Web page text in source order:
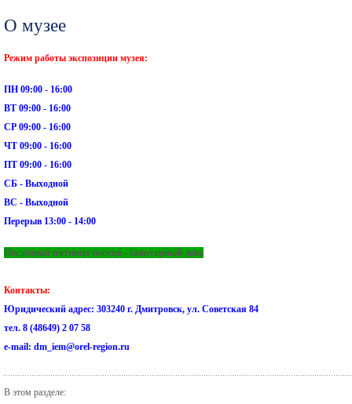
О музее
Режим работы экспозиции музея:
ПН 09:00 - 16:00
ВТ 09:00 - 16:00
СР 09:00 - 16:00
ЧТ 09:00 - 16:00
ПТ 09:00 - 16:00
СБ - Выходной
ВС - Выходной
Перерыв 13:00 - 14:00
Последняя пятница месяца - санитарный день
Контакты:
Юридический адрес: 303240 г. Дмитровск, ул. Советская 84
тел. 8 (48649) 2 07 58
e-mail: dm_iem@orel-region.ru
В этом разделе: